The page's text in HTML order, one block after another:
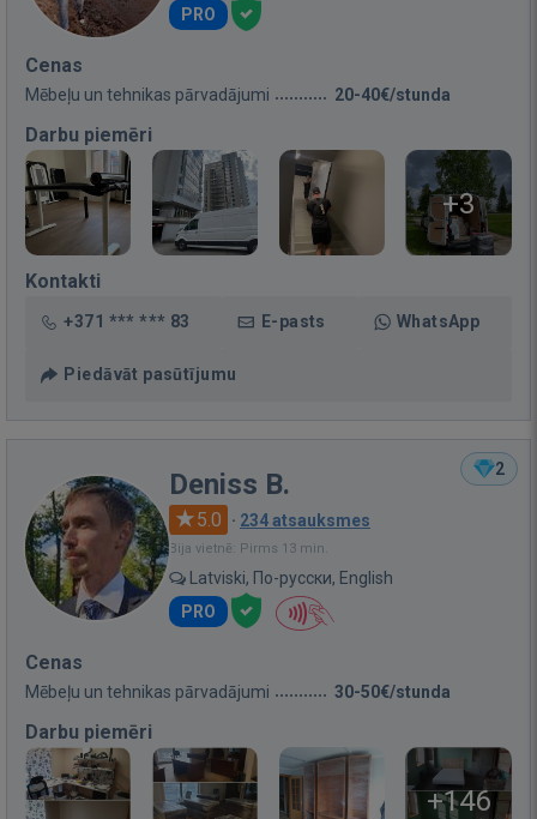
PRO
Cenas
Mēbeļu un tehnikas pārvadājumi 20-40€/stunda
Darbu piemēri
+3
Kontakti
+371 *** *** 83 E-pasts WhatsApp
Piedāvāt pasūtījumu
2
Deniss B.
5.0 · 234 atsauksmes
Bija vietnē: Pirms 13 min.
Latviski, По-русски, English
PRO
Cenas
Mēbeļu un tehnikas pārvadājumi 30-50€/stunda
Darbu piemēri
+146